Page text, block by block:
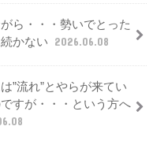
ら・・・勢いでとった
かない
2026.06.08
”流れ”とやらが来てい
すが・・・という方へ